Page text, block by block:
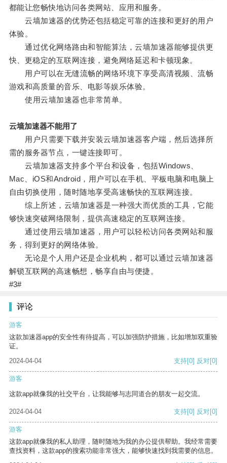
都能让您畅快地访问各类网站、应用和服务。
云墙加速器的优势还包括稳定可靠的连接和更好的用户
体验。
通过优化网络路由和智能算法，云墙加速器能够提供更
快、更稳定的互联网连接，避免网络延迟和卡顿现象。
用户可以在无缝流畅的网络环境下享受高清视频、流畅
游戏和高质量的音乐、电影等娱乐体验。
使用云墙加速器也非常简单。
云墙加速器不能用了
用户只需要下载并安装云墙加速器客户端，然后选择所
需的服务器节点，一键连接即可。
云墙加速器支持多个平台和设备，包括Windows、
Mac、iOS和Android，用户可以在手机、平板电脑和电脑上
自由切换使用，随时随地享受高速畅快的互联网连接。
综上所述，云墙加速器是一种强大而优质的工具，它能
够快速突破网络限制，提供高速稳定的互联网连接。
通过使用云墙加速器，用户可以轻松访问各类网站和服
务，得到更好的网络体验。
无论是个人用户还是企业机构，都可以通过云墙加速器
解锁互联网的高速畅想，畅享自由与便捷。
#3#
评论
游客
这款加速器app的安全性有待提高，可以加强防护措施，比如增加双重验
证。
2024-04-04
支持[0] 反对[0]
游客
这款app就像我的社交平台，让我能够与志同道合的朋友一起交流。
2024-04-04 支持[0] 反对[0]
游客
这款app就像我的私人助理，随时随地为我的办公提供帮助。我经常需要
查找资料，这款app的搜索功能非常强大，能够快速找到我需要的信息。